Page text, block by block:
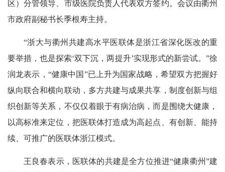
区）分管领导、市级医院负责人代表双方签约。会议由衢州
市政府副秘书长季根寿主持。
“浙大与衢州共建高水平医联体是浙江省深化医改的重
要举措，也是探索‘双下沉，两提升’实现形式的新尝试。”徐
润龙表示，“健康中国”已上升为国家战略，希望双方把握好
纵向联合和横向联动，多方共建与成果共享，制度创新与组
织创新等关系，不仅仅着眼于有病治病，而是围绕大健康，
以高标准来定位，把医联体打造成为高起点、有创新、能持
续、可推广的医联体浙江模式。
王良春表示，医联体的共建是全方位推进“健康衢州”建